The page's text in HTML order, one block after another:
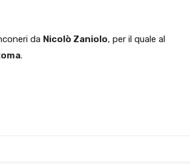
da Nicolò Zaniolo, per il quale al
.